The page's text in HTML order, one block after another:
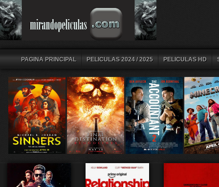
PAGINA PRINCIPAL PELICULAS 2024 / 2025 PELICULAS HD